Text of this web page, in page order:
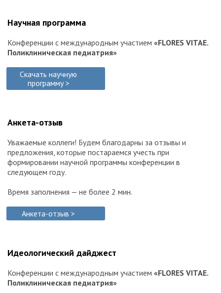
Научная программа
Конференции c международным участием «FLORES VITAE.
Поликлиническая педиатрия»
Скачать научную
программу >
Анкета-отзыв
Уважаемые коллеги! Будем благодарны за отзывы и
предложения, которые постараемся учесть при
формировании научной программы конференции в
следующем году.
Время заполнения — не более 2 мин.
Анкета-отзыв >
Идеологический дайджест
Конференции c международным участием «FLORES VITAE.
Поликлиническая педиатрия»